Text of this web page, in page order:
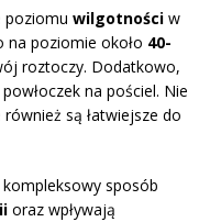
poziomu wilgotności w
na poziomie około 40-
roztoczy. Dodatkowo,
na pościel. Nie
są łatwiejsze do
sposób
oraz wpływają